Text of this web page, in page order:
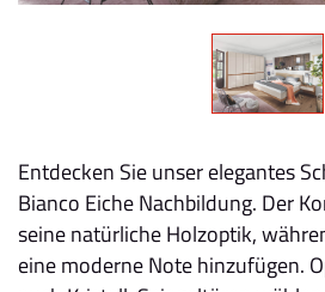
Entdecken Sie unser elegantes
Bianco Eiche Nachbildung. Der
seine natürliche Holzoptik,
eine moderne Note hinzufügen.